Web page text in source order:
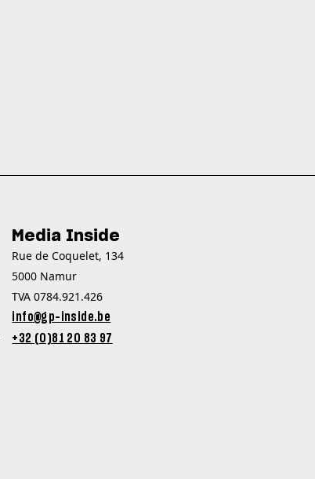
Media Inside
Rue de Coquelet, 134
5000 Namur
TVA 0784.921.426
info@gp-inside.be
+32 (0)81 20 83 97